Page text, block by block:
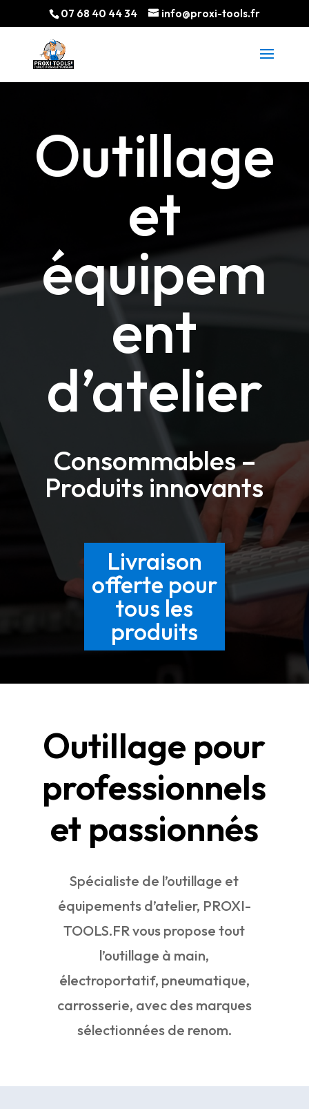
07 68 40 44 34 info@proxi-tools.fr
Outillage
et
équipem
ent
d’atelier
Consommables –
Produits innovants
Livraison
offerte pour
tous les
produits
Outillage pour
professionnels
et passionnés
Spécialiste de l’outillage et
équipements d’atelier, PROXI-
TOOLS.FR vous propose tout
l’outillage à main,
électroportatif, pneumatique,
carrosserie, avec des marques
sélectionnées de renom.